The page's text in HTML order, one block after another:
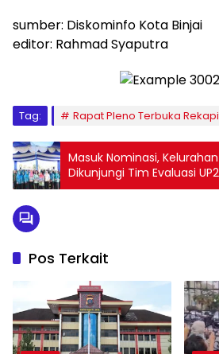
sumber: Diskominfo Kota Binjai
editor: Rahmad Syaputra
Tag: Rapat Pleno Terbuka
Masuk Nominasi,
Dikunjungi Tim Evaluasi
Utara
Pos Terkait